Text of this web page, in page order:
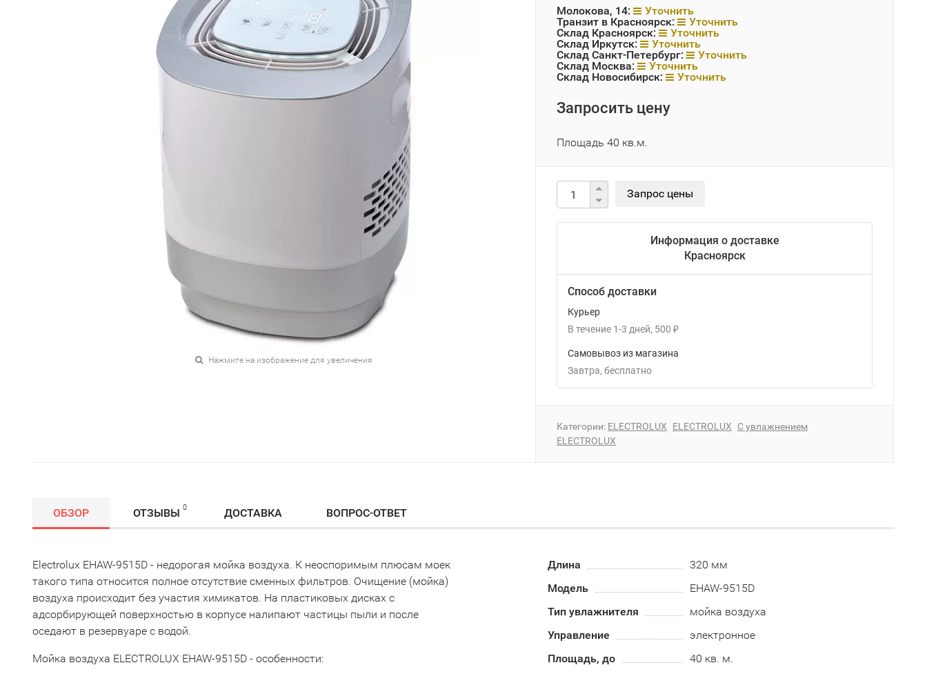
Нажмите на изображение для увеличения
Молокова, 14:
Уточнить
Транзит в Красноярск:
Уточнить
Склад Красноярск:
Уточнить
Склад Иркутск:
Уточнить
Склад Санкт-Петербург:
Уточнить
Склад Москва:
Уточнить
Склад Новосибирск:
Уточнить
Запросить цену
Площадь 40 кв.м.
Информация о доставке
Красноярск
Способ доставки
Курьер
В течение 1-3 дней 500 ₽
Самовывоз из магазина
Завтра
Бесплатно
Категории: ELECTROLUX ELECTROLUX
С увлажнением
ELECTROLUX
ОБЗОР ОТЗЫВЫ 0 ДОСТАВКА ВОПРОС-ОТВЕТ
Electroluх EHAW-9515D - недорогая мойка воздуха. К неоспоримым плюсам моек
такого типа относится полное отсутствие сменных фильтров. Очищение (мойка)
воздуха происходит без участия химикатов. На пластиковых дисках с
адсорбирующей поверхностью в корпусе налипают частицы пыли и после
оседают в резервуаре с водой.
Мойка воздуха ELECTROLUX EHAW-9515D - особенности:
Длина
320 мм
Модель
EHAW-9515D
Тип увлажнителя
мойка воздуха
Управление
электронное
Площадь, до
40 кв. м.